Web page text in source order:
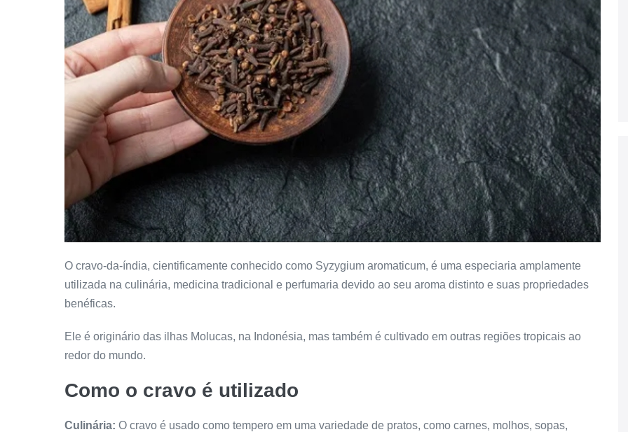
O cravo-da-índia, cientificamente conhecido como Syzygium aromaticum, é uma especiaria amplamente
utilizada na culinária, medicina tradicional e perfumaria devido ao seu aroma distinto e suas propriedades
benéficas.
Ele é originário das ilhas Molucas, na Indonésia, mas também é cultivado em outras regiões tropicais ao
redor do mundo.
Como o cravo é utilizado
Culinária: O cravo é usado como tempero em uma variedade de pratos, como carnes, molhos, sopas,